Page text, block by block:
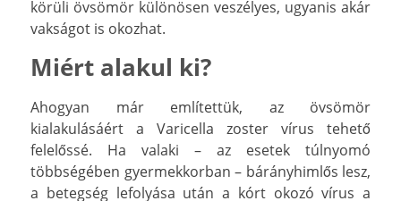
körüli övsömör különösen veszélyes, ugyanis akár
vakságot is okozhat.
Miért alakul ki?
Ahogyan már említettük, az övsömör
kialakulásáért a Varicella zoster vírus tehető
felelőssé. Ha valaki – az esetek túlnyomó
többségében gyermekkorban – bárányhimlős lesz,
a betegség lefolyása után a kórt okozó vírus a